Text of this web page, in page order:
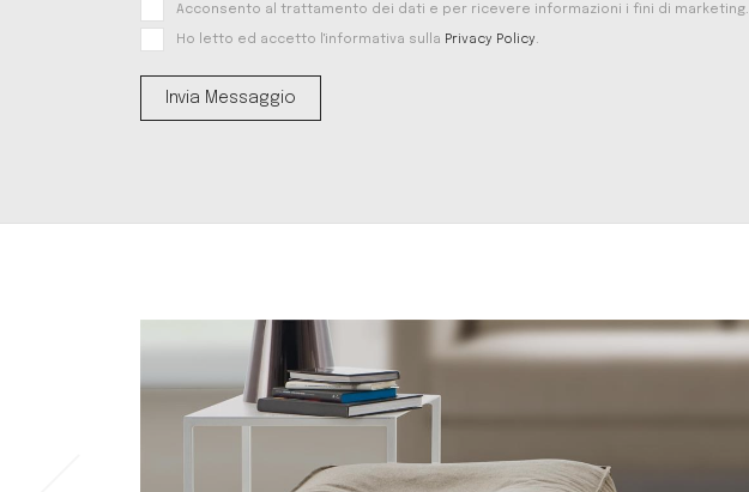
Acconsento al trattamento dei dati e per ricevere informazioni i fini di marketing.
Ho letto ed accetto l'informativa sulla Privacy Policy.